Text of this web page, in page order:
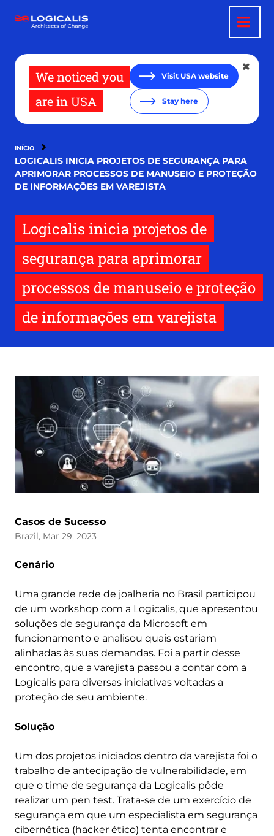
para
We noticed you
are in USA
Visit USA website
Stay here
INÍCIO
LOGICALIS INICIA PROJETOS DE SEGURANÇA PARA
APRIMORAR PROCESSOS DE MANUSEIO E PROTEÇÃO
DE INFORMAÇÕES EM VAREJISTA
Logicalis inicia projetos de
segurança para aprimorar
processos de manuseio e proteção
de informações em varejista
Casos de Sucesso
Brazil, Mar 29, 2023
Cenário
Uma grande rede de joalheria no Brasil participou
de um workshop com a Logicalis, que apresentou
soluções de segurança da Microsoft em
funcionamento e analisou quais estariam
alinhadas às suas demandas. Foi a partir desse
encontro, que a varejista passou a contar com a
Logicalis para diversas iniciativas voltadas a
proteção de seu ambiente.
Solução
Um dos projetos iniciados dentro da varejista foi o
trabalho de antecipação de vulnerabilidade, em
que o time de segurança da Logicalis pôde
realizar um pen test. Trata-se de um exercício de
segurança em que um especialista em segurança
cibernética (hacker ético) tenta encontrar e